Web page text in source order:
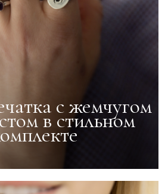
с жемчугом
в стильном